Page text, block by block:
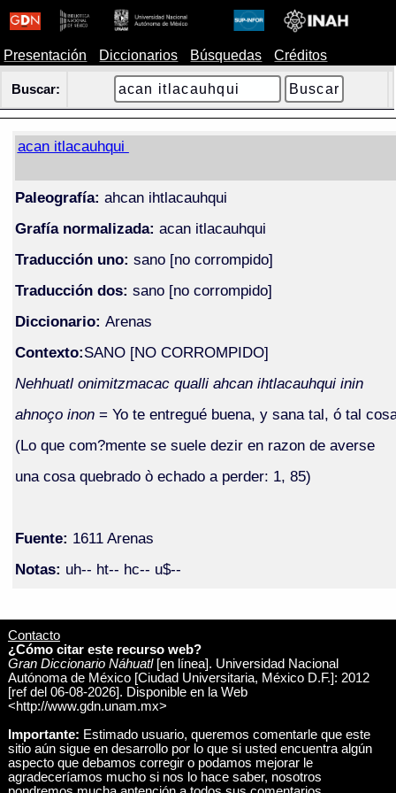
Presentación Diccionarios Búsquedas Créditos
Buscar:
acan itlacauhqui
Paleografía: ahcan ihtlacauhqui
Grafía normalizada: acan itlacauhqui
Traducción uno: sano [no corrompido]
Traducción dos: sano [no corrompido]
Diccionario: Arenas
Contexto:SANO [NO CORROMPIDO]
Nehhuatl onimitzmacac qualli ahcan ihtlacauhqui inin
ahnoço inon = Yo te entregué buena, y sana tal, ó tal
(Lo que com?mente se suele dezir en razon de averse
una cosa quebrado ò echado a perder: 1, 85)
Fuente: 1611 Arenas
Notas: uh-- ht-- hc-- u$--
Contacto
¿Cómo citar este recurso web?
Gran Diccionario Náhuatl[en línea]. Universidad Nacional
Autónoma de México [Ciudad Universitaria, México D.F.]: 2012
[ref del 06-08-2026]. Disponible en la Web
<http://www.gdn.unam.mx>
Importante: Estimado usuario, queremos comentarle que este
sitio aún sigue en desarrollo por lo que si usted encuentra algún
aspecto que debamos corregir o podamos mejorar le
agradeceríamos mucho si nos lo hace saber, nosotros